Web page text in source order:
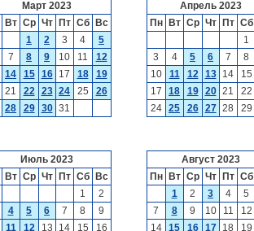
Март 2023
Вт Ср Чт Пт Сб
Вс
1
2 3 4
5
7 8 9 10 11
12
14 15 16 17 18
19
21 22 23 24 25
26
28 29 30 31
Апрель 2023
Пн
Вт Ср Чт Пт Сб
1
3
4 5 6 7 8
10
11 12 13 14 15
17
18 19 20 21 22
24
25 26 27 28 29
Июль 2023
Вт Ср Чт Пт Сб
Вс
1
2
4 5 6 7 8
9
11 12 13 14 15
16
Август 2023
Пн
Вт Ср Чт Пт Сб
1
2 3 4 5
7
8 9 10 11 12
14
15 16 17 18 19